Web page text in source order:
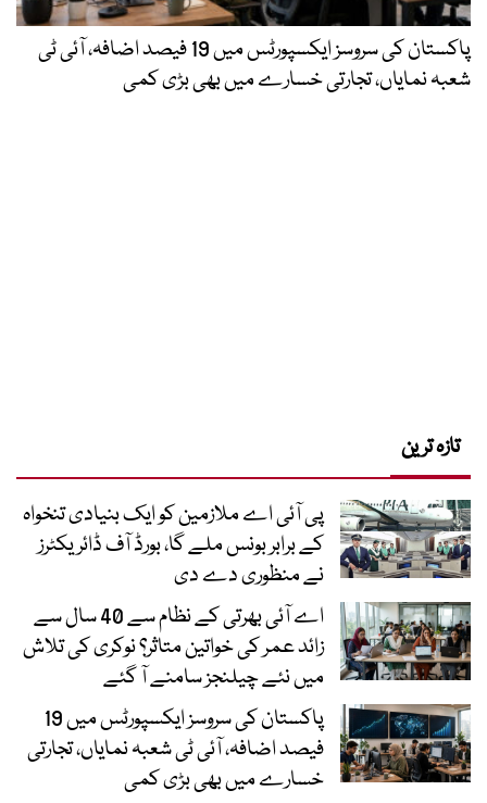
پاکستان کی سروسز ایکسپورٹس میں 19 فیصد اضافہ، آئی ٹی
شعبہ نمایاں، تجارتی خسارے میں بھی بڑی کمی
تازہ ترین
پی آئی اے ملازمین کو ایک بنیادی تنخواہ
کے برابر بونس ملے گا، بورڈ آف ڈائریکٹرز
نے منظوری دے دی
اے آئی بھرتی کے نظام سے 40 سال سے
زائد عمر کی خواتین متاثر؟ نوکری کی تلاش
میں نئے چیلنجز سامنے آ گئے
پاکستان کی سروسز ایکسپورٹس میں 19
فیصد اضافہ، آئی ٹی شعبہ نمایاں، تجارتی
خسارے میں بھی بڑی کمی